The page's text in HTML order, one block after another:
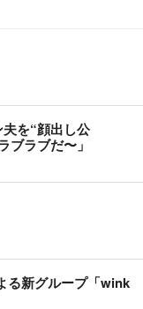
を“顔出し公
ブラブだ〜」
る新グループ「wink